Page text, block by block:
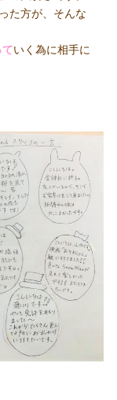
た方が、そんな
いく為に相手に